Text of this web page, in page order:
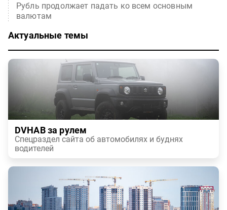
Рубль продолжает падать ко всем основным
валютам
Актуальные темы
DVHAB за рулем
Спецраздел сайта об автомобилях и буднях
водителей